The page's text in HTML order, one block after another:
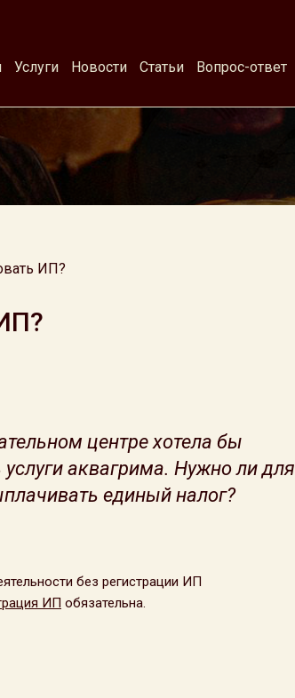
Услуги Новости Статьи Вопрос-ответ
ИП?
центре хотела бы
аквагрима. Нужно ли для
единый налог?
без регистрации ИП
ИП обязательна.